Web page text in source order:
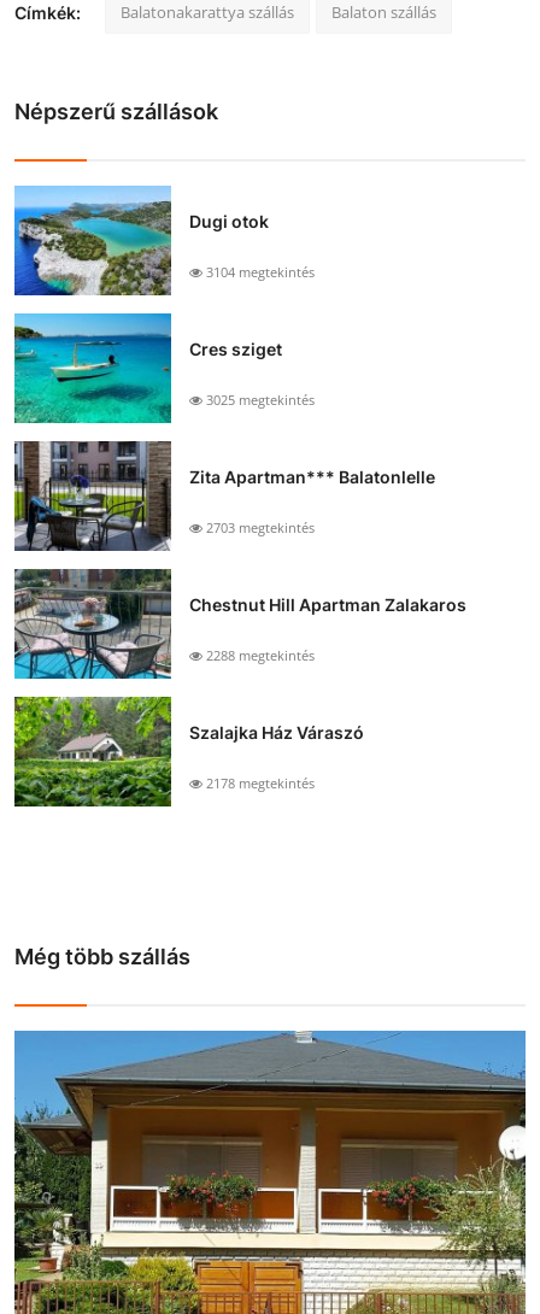
Címkék: Balatonakarattya szállás Balaton szállás
Népszerű szállások
Dugi otok
3104 megtekintés
Cres sziget
3025 megtekintés
Zita Apartman*** Balatonlelle
2703 megtekintés
Chestnut Hill Apartman Zalakaros
2288 megtekintés
Szalajka Ház Váraszó
2178 megtekintés
Még több szállás